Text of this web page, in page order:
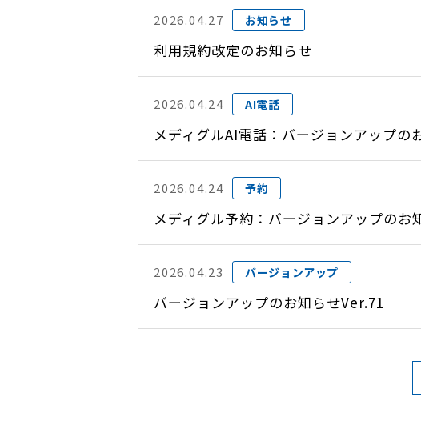
2026.04.27 お知らせ
利用規約改定のお知らせ
2026.04.24 AI電話
メディグルAI電話：バージョンアップの
2026.04.24 予約
メディグル予約：バージョンアップのお
2026.04.23 バージョンアップ
バージョンアップのお知らせVer.71